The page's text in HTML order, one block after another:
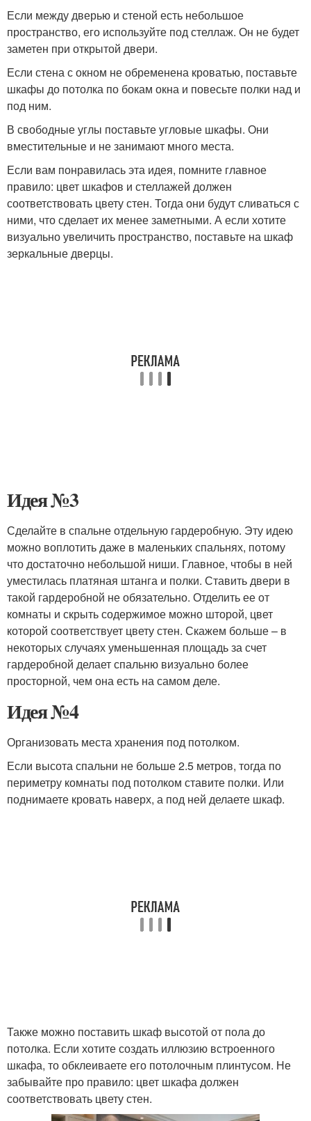
Если между дверью и стеной есть небольшое
пространство, его используйте под стеллаж. Он не будет
заметен при открытой двери.
Если стена с окном не обременена кроватью, поставьте
шкафы до потолка по бокам окна и повесьте полки над и
под ним.
В свободные углы поставьте угловые шкафы. Они
вместительные и не занимают много места.
Если вам понравилась эта идея, помните главное
правило: цвет шкафов и стеллажей должен
соответствовать цвету стен. Тогда они будут сливаться с
ними, что сделает их менее заметными. А если хотите
визуально увеличить пространство, поставьте на шкаф
зеркальные дверцы.
Идея №3
Сделайте в спальне отдельную гардеробную. Эту идею
можно воплотить даже в маленьких спальнях, потому
что достаточно небольшой ниши. Главное, чтобы в ней
уместилась платяная штанга и полки. Ставить двери в
такой гардеробной не обязательно. Отделить ее от
комнаты и скрыть содержимое можно шторой, цвет
которой соответствует цвету стен. Скажем больше – в
некоторых случаях уменьшенная площадь за счет
гардеробной делает спальню визуально более
просторной, чем она есть на самом деле.
Идея №4
Организовать места хранения под потолком.
Если высота спальни не больше 2.5 метров, тогда по
периметру комнаты под потолком ставите полки. Или
поднимаете кровать наверх, а под ней делаете шкаф.
Также можно поставить шкаф высотой от пола до
потолка. Если хотите создать иллюзию встроенного
шкафа, то обклеиваете его потолочным плинтусом. Не
забывайте про правило: цвет шкафа должен
соответствовать цвету стен.